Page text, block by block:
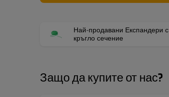
Най-продавани Експандери с
кръгло сечение
Защо да купите от нас?